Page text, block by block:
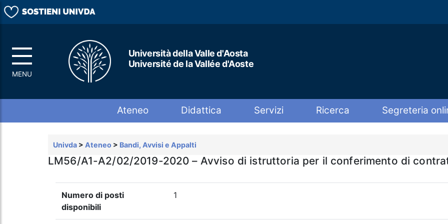
Università della Valle d'Aosta
Université de la Vallée d'Aoste
Ateneo Didattica Servizi Ricerca Segreteria
Univda > Ateneo > Bandi, Avvisi e Appalti
LM56/A1-A2/02/2019-2020 – Avviso di istruttoria per il conferimento di
Numero di posti
disponibili
1